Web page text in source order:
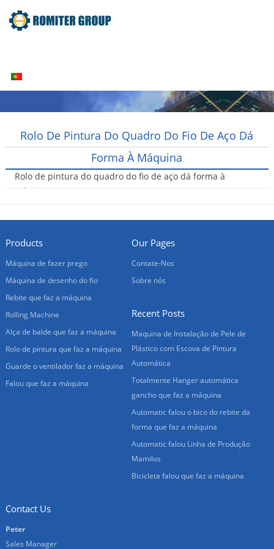
Rolo De Pintura Do Quadro Do Fio De Aço Dá
Forma À Máquina
Rolo de pintura do quadro do fio de aço dá forma à
máquina
Products
Máquina de fazer prego
Máquina de desenho do fio
Rebite que faz a máquina
Rolling Machine
Alça de balde que faz a máquina
Rolo de pintura que faz a máquina
Guarde o ventilador faz a máquina
Falou que faz a máquina
Our Pages
Contate-Nos
Sobre nós
Recent Posts
Maquina de Instalação de Pele de
Plástico com Escova de Pintura
Automática
Totalmente Hanger automática
gancho que faz a máquina
Automatic falou o bico do rebite da
forma que faz a máquina
Automatic falou Linha de Produção
Mamilos
Bicicleta falou que faz a máquina
Contact Us
Peter
Sales Manager